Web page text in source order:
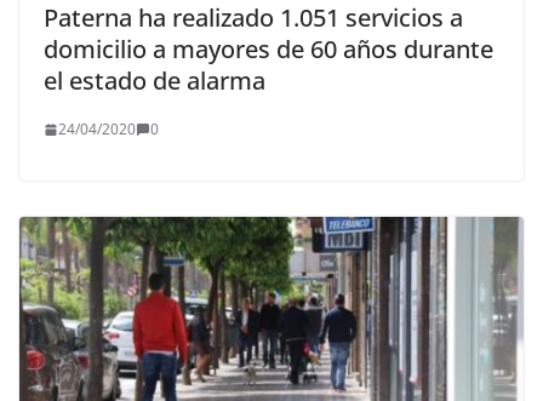
Paterna ha realizado 1.051 servicios a
domicilio a mayores de 60 años durante
el estado de alarma
24/04/2020 0